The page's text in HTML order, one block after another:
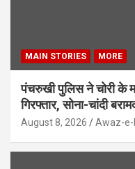
MAIN STORIES MORE
पंचरुखी पुलिस ने चोरी के
गिरफ्तार, सोना-चांदी
August 8, 2026 Awaz-e-